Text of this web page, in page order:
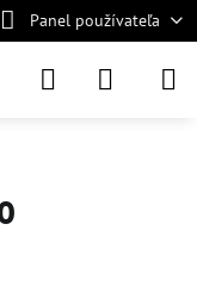
Panel používateľa